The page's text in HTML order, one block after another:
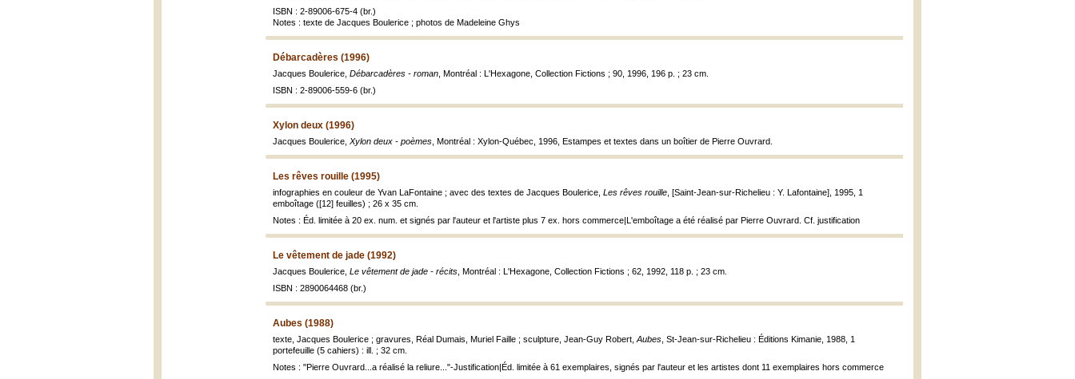
ISBN : 2-89006-675-4 (br.)
Notes : texte de Jacques Boulerice ; photos de Madeleine Ghys
Débarcadères (1996)
Jacques Boulerice, Débarcadères - roman , Montréal : L'Hexagone, Collection Fictions ; 90, 1996, 196 p. ; 23 cm.
ISBN : 2-89006-559-6 (br.)
Xylon deux (1996)
Jacques Boulerice, Xylon deux - poèmes , Montréal : Xylon-Québec, 1996, Estampes et textes dans un boîtier de Pierre Ouvrard.
Les rêves rouille (1995)
infographies en couleur de Yvan LaFontaine ; avec des textes de Jacques Boulerice, Les rêves rouille , [Saint-Jean-sur-Richelieu : Y. Lafontaine], 1995, 1
emboîtage ([12] feuilles) ; 26 x 35 cm.
Notes : Éd. limitée à 20 ex. num. et signés par l'auteur et l'artiste plus 7 ex. hors commerce|L'emboîtage a été réalisé par Pierre Ouvrard. Cf. justification
Le vêtement de jade (1992)
Jacques Boulerice, Le vêtement de jade - récits , Montréal : L'Hexagone, Collection Fictions ; 62, 1992, 118 p. ; 23 cm.
ISBN : 2890064468 (br.)
Aubes (1988)
texte, Jacques Boulerice ; gravures, Réal Dumais, Muriel Faille ; sculpture, Jean-Guy Robert, Aubes , St-Jean-sur-Richelieu : Éditions Kimanie, 1988, 1
portefeuille (5 cahiers) : ill. ; 32 cm.
Notes : "Pierre Ouvrard...a réalisé la reliure..."-Justification|Éd. limitée à 61 exemplaires, signés par l'auteur et les artistes dont 11 exemplaires hors commerce